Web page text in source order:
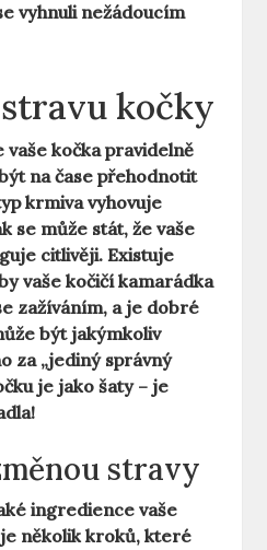
vyhnuli nežádoucím
kočky
vaše kočka pravidelně
na čase přehodnotit
krmiva vyhovuje
se může stát, že vaše
citlivěji. Existuje
vaše kočičí kamarádka
zažíváním, a je dobré
být jakýmkoliv
za „jediný správný
je jako šaty – je
stravy
ingredience vaše
několik kroků, které